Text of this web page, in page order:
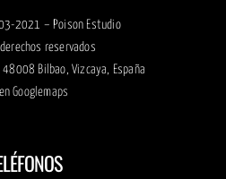
2021 – Poison Estudio
derechos reservados
Bilbao, Vizcaya, España
Googlemaps